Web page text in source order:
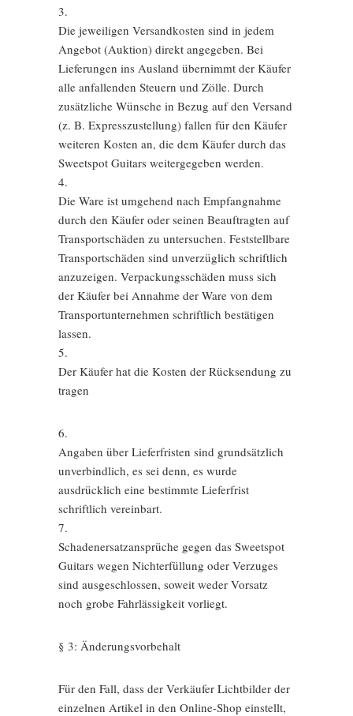
3.
Die jeweiligen Versandkosten sind in jedem
Angebot (Auktion) direkt angegeben. Bei
Lieferungen ins Ausland übernimmt der Käufer
alle anfallenden Steuern und Zölle. Durch
zusätzliche Wünsche in Bezug auf den Versand
(z. B. Expresszustellung) fallen für den Käufer
weiteren Kosten an, die dem Käufer durch das
Sweetspot Guitars weitergegeben werden.
4.
Die Ware ist umgehend nach Empfangnahme
durch den Käufer oder seinen Beauftragten auf
Transportschäden zu untersuchen. Feststellbare
Transportschäden sind unverzüglich schriftlich
anzuzeigen. Verpackungsschäden muss sich
der Käufer bei Annahme der Ware von dem
Transportunternehmen schriftlich bestätigen
lassen.
5.
Der Käufer hat die Kosten der Rücksendung zu
tragen
6.
Angaben über Lieferfristen sind grundsätzlich
unverbindlich, es sei denn, es wurde
ausdrücklich eine bestimmte Lieferfrist
schriftlich vereinbart.
7.
Schadenersatzansprüche gegen das Sweetspot
Guitars wegen Nichterfüllung oder Verzuges
sind ausgeschlossen, soweit weder Vorsatz
noch grobe Fahrlässigkeit vorliegt.
§ 3: Änderungsvorbehalt
Für den Fall, dass der Verkäufer Lichtbilder der
einzelnen Artikel in den Online-Shop einstellt,